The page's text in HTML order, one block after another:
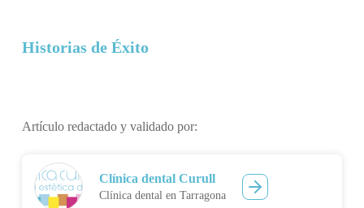
Historias de Éxito
Artículo redactado y validado por:
Clínica dental Curull
Clínica dental en Tarragona